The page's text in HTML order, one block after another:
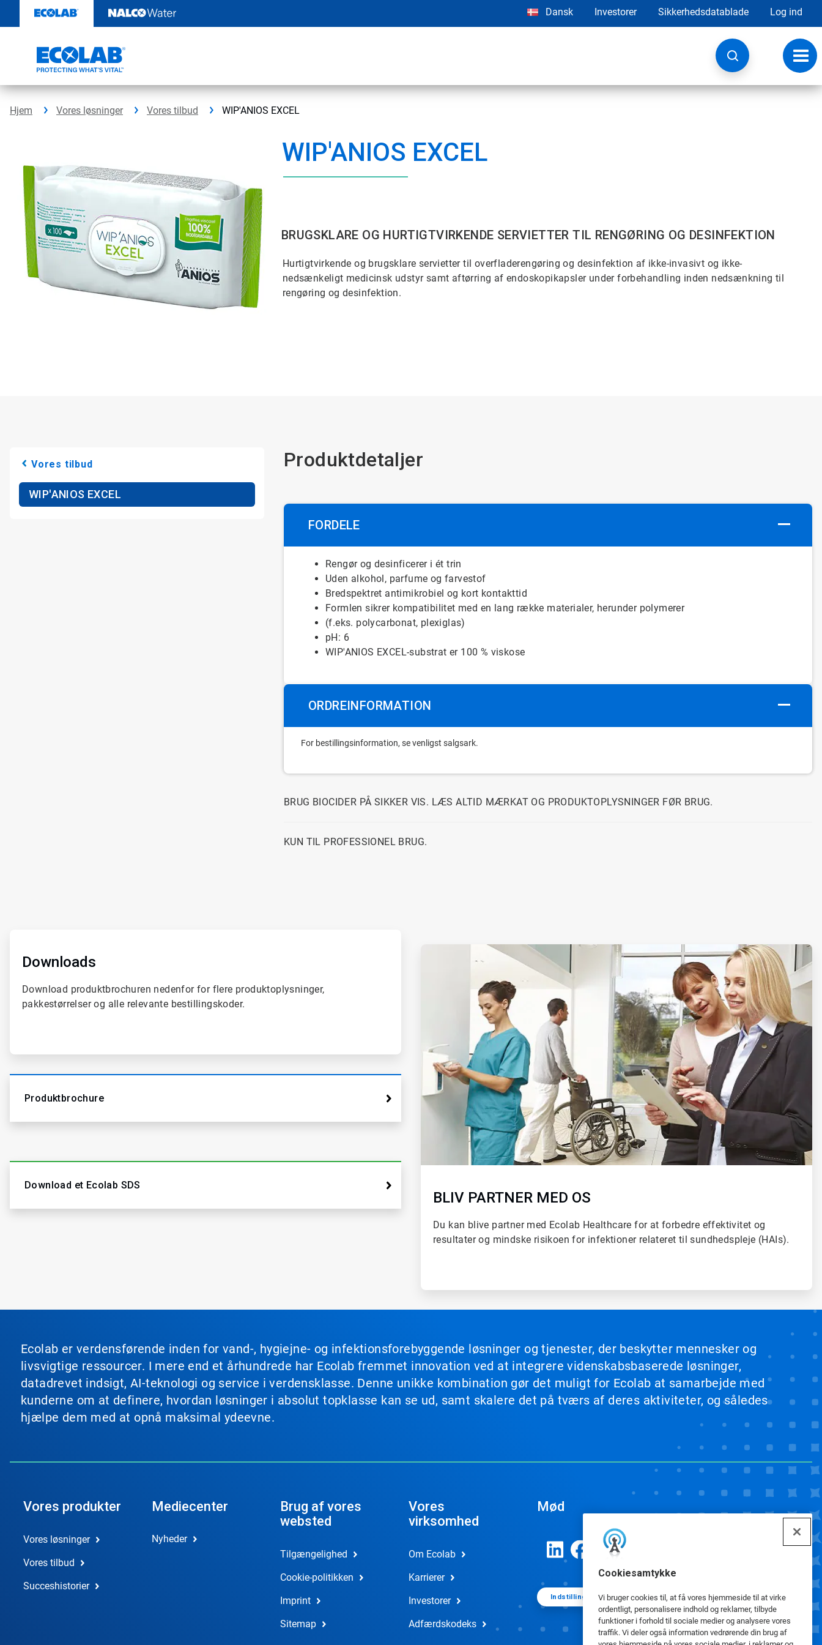
indhold
Cookiesamtykke
Vi bruger cookies til, at få vores hjemmeside til at virke
ordentligt, personalisere indhold og reklamer, tilbyde
funktioner i forhold til sociale medier og analysere vores
traffik. Vi deler også information vedrørende din brug af
Dansk Investorer Sikkerhedsdatablade Log ind
Skift
Hjem Vores løsninger Vores tilbud WIP'ANIOS EXCEL
WIP'ANIOS EXCEL
BRUGSKLARE OG HURTIGTVIRKENDE SERVIETTER TIL RENGØRING OG DESINFEKTION
Hurtigtvirkende og brugsklare servietter til overfladerengøring og desinfektion af ikke-invasivt og ikke-
nedsænkeligt medicinsk udstyr samt aftørring af endoskopikapsler under forbehandling inden nedsænkning til
rengøring og desinfektion.
Vores tilbud
WIP'ANIOS EXCEL
Produktdetaljer
FORDELE
Rengør og desinficereri éttrin
Uden alkohol, parfume ogfarvestof
Bredspektret antimikrobiel og kort kontakttid
Formlensikrerkompatibilitet med en lang række materialer, herunder polymerer
(f.eks. polycarbonat, plexiglas)
pH: 6
WIP'ANIOS EXCEL-substrat er100 % viskose
ORDREINFORMATION
For bestillingsinformation, se venligst salgsark.
BRUG BIOCIDER PÅ SIKKER VIS. LÆS ALTID MÆRKAT OG PRODUKTOPLYSNINGER FØR BRUG.
KUN TIL PROFESSIONEL BRUG.
Downloads
Download produktbrochuren nedenfor for flere produktoplysninger,
pakkestørrelser og alle relevante bestillingskoder.
Produktbrochure
Download et Ecolab SDS
BLIV PARTNER MED OS
Du kan blive partner med Ecolab Healthcare for at forbedre effektivitet og
resultater og mindske risikoen for infektioner relateret til sundhedspleje (HAIs).
Ecolab er verdensførende inden for vand-, hygiejne- og infektionsforebyggende løsninger og tjenester, der beskytter mennesker og
livsvigtige ressourcer. I mere end et århundrede har Ecolab fremmet innovation ved at integrere videnskabsbaserede løsninger,
datadrevet indsigt, AI-teknologi og service i verdensklasse. Denne unikke kombination gør det muligt for Ecolab at samarbejde med
kunderne om at definere, hvordan løsninger i absolut topklasse kan se ud, samt skalere det på tværs af deres aktiviteter, og således
hjælpe dem med at opnå maksimal ydeevne.
Vores produkter
Vores løsninger
Vores tilbud
Succeshistorier
Mediecenter
Nyheder
Brug af vores
websted
Tilgængelighed
Cookie-politikken
Imprint
Sitemap
Vores
virksomhed
Om Ecolab
Karrierer
Investorer
Adfærdskodeks
Mød
Indstillinger for cookies